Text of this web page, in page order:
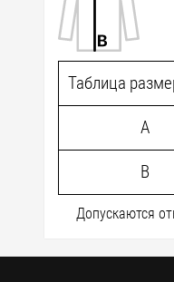
Таблица
A
B
Допускаются